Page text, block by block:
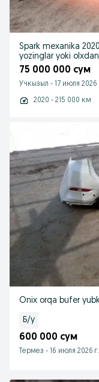
Spark mexanika
yozinglar yoki olxdan
75 000 000 сум
Учкызыл - 17 июля 2026
2020 - 215 000 км
Б/у
600 000 сум
Термез - 16 июля 2026 г.